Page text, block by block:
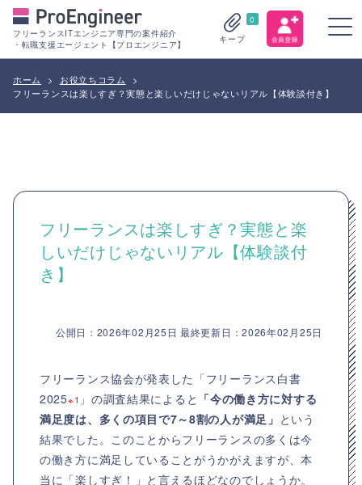
フリーランスITエンジニア専門の案件紹介
・転職支援エージェント【プロエンジニア】
0
キープ
ホーム > お役立ちコラム
>
フリーランスは楽しすぎ？実態と楽しいだけじゃないリアル【体験談付き】
フリーランスは楽しすぎ？実態と楽
しいだけじゃないリアル【体験談付
き】
公開日：2026年02月25日 最終更新日：2026年02月25日
フリーランス協会が発表した「フリーランス白書
2025※1 」の調査結果によると 「今の働き方に対する
満足度は、多くの項目で7～8割の人が満足」 という
結果でした。このことからフリーランスの多くは今
の働き方に満足していることがうかがえますが、本
当に「楽しすぎ！」と言えるほどなのでしょうか。